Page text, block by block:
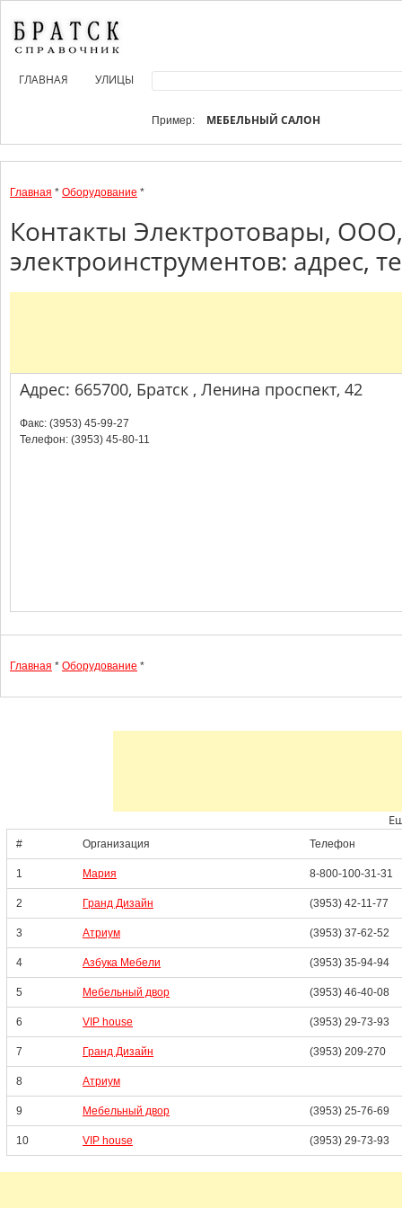
ГЛАВНАЯ УЛИЦЫ
Пример: МЕБЕЛЬНЫЙ САЛОН
Главная * Оборудование *
Контакты Электротовары,
электроинструментов: адрес,
Адрес: 665700, Братск , Ленина проспект, 42
Факс: (3953) 45-99-27
Телефон: (3953) 45-80-11
Главная * Оборудование *
# Организация Телефон
1 Мария 8-800-100-31-31
2 Гранд Дизайн (3953) 42-11-77
3 Атриум (3953) 37-62-52
4 Азбука Мебели (3953) 35-94-94
5 Мебельный двор (3953) 46-40-08
6 VIP house (3953) 29-73-93
7 Гранд Дизайн (3953) 209-270
8 Атриум
9 Мебельный двор (3953) 25-76-69
10 VIP house (3953) 29-73-93